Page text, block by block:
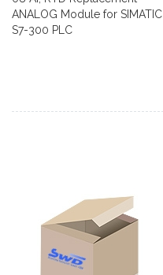
ANALOG Module for SIMATIC
S7-300 PLC